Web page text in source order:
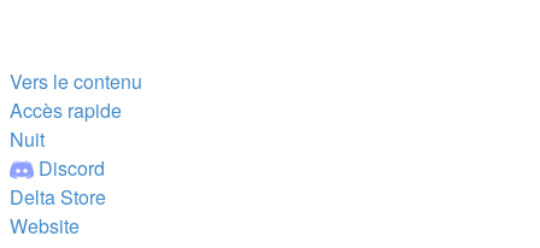
Vers le contenu
Accès rapide
Nuit
Discord
Delta Store
Website